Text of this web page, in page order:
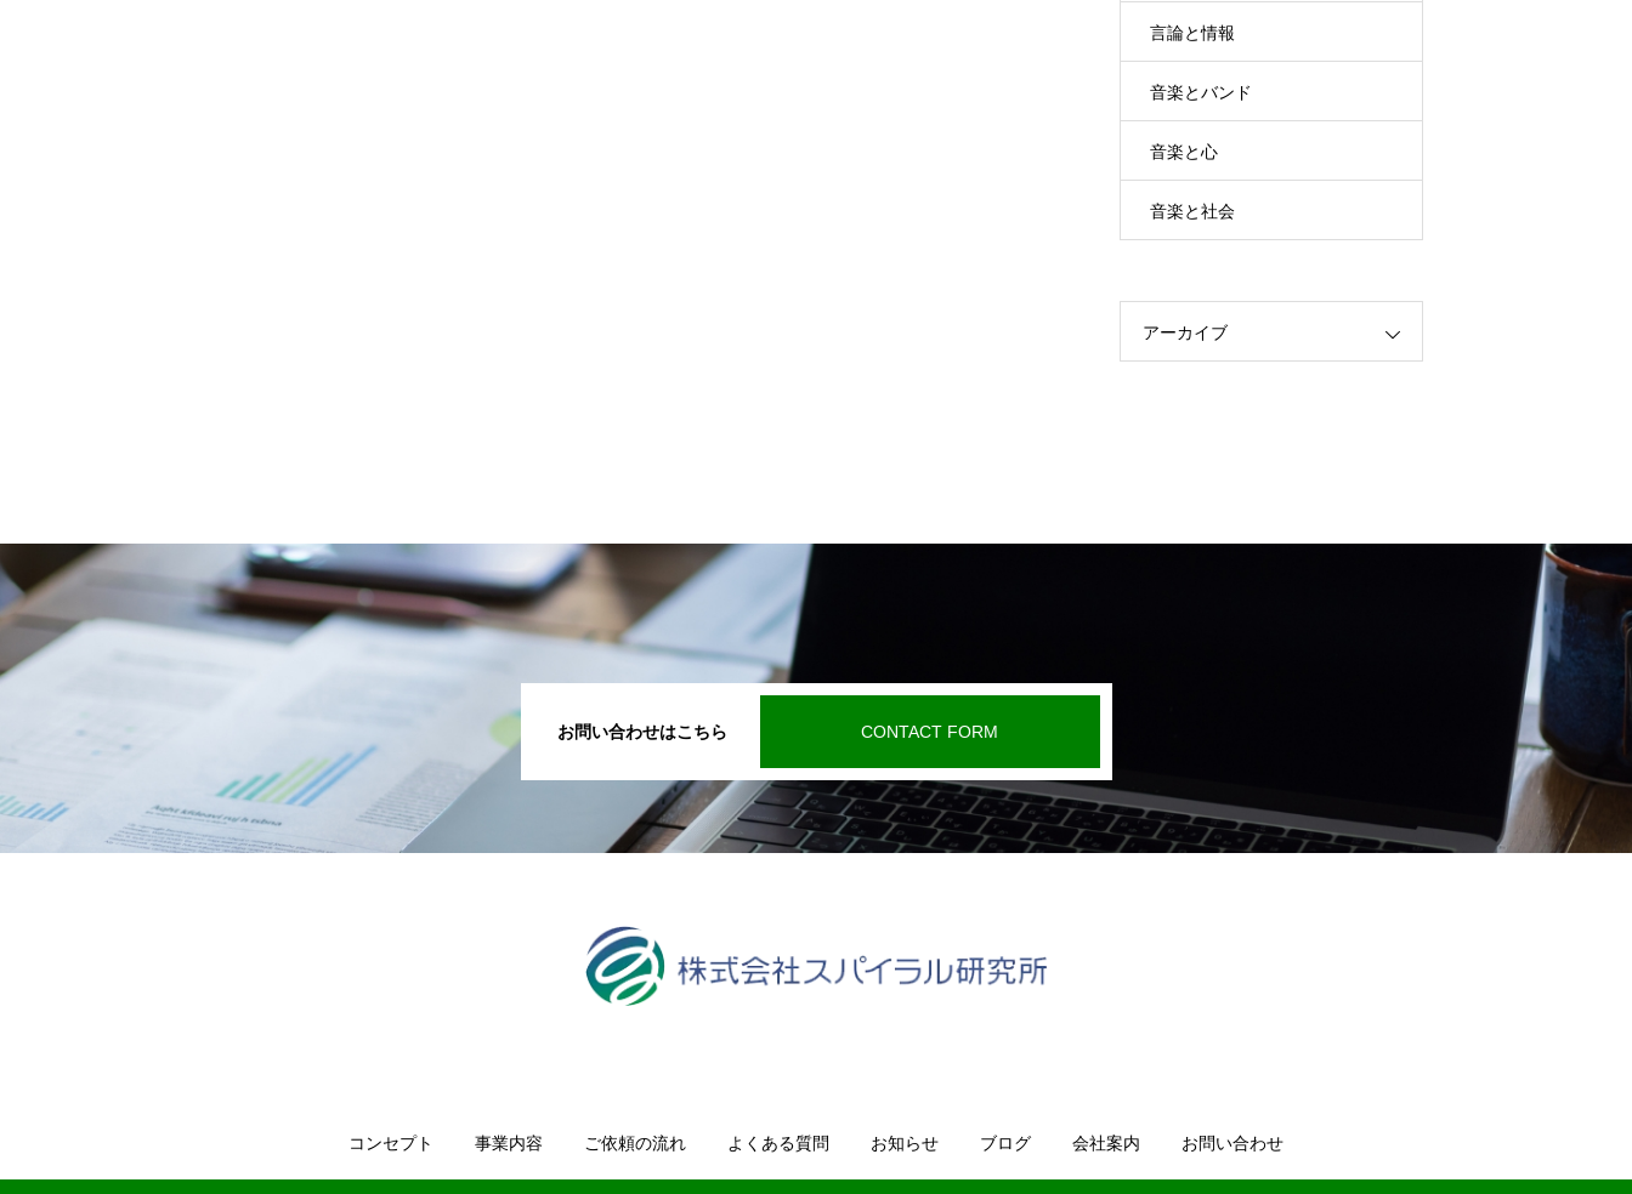
言論と情報
音楽とバンド
音楽と心
音楽と社会
アーカイブ
お問い合わせはこちら CONTACT FORM
コンセプト 事業内容 ご依頼の流れ よくある質問 お知らせ ブログ 会社案内 お問い合わせ